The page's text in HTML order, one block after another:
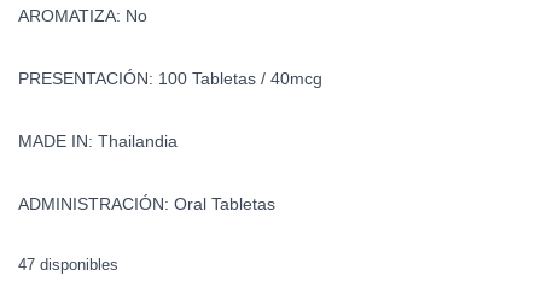
AROMATIZA: No
PRESENTACIÓN: 100 Tabletas / 40mcg
MADE IN: Thailandia
ADMINISTRACIÓN: Oral Tabletas
47 disponibles